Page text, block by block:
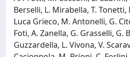
Berselli, L. Mirabella, T. Tonetti,
Luca Grieco, M. Antonelli, G.
Foti, A. Zanella, G. Grasselli, G.
Guzzardella, L. Vivona, V.